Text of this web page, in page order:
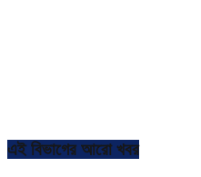
এই বিভাগের আরো খবর